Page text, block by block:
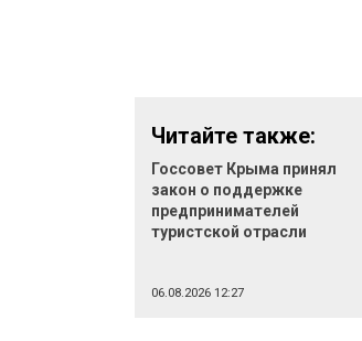
Читайте также:
Госсовет Крыма принял
закон о поддержке
предпринимателей
туристской отрасли
06.08.2026 12:27